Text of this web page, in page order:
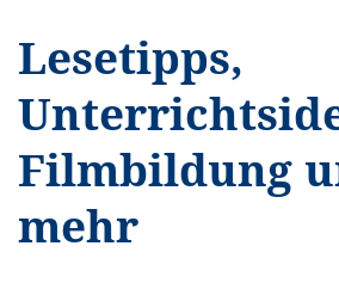
Lesetipps,
Filmbildung
mehr